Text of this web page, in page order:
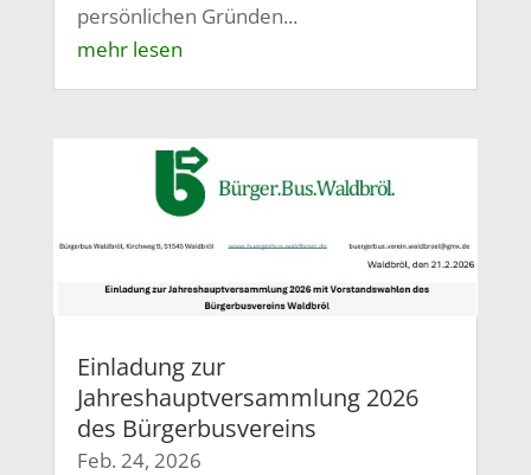
persönlichen Gründen...
mehr lesen
Einladung zur
Jahreshauptversammlung 2026
des Bürgerbusvereins
Feb. 24, 2026